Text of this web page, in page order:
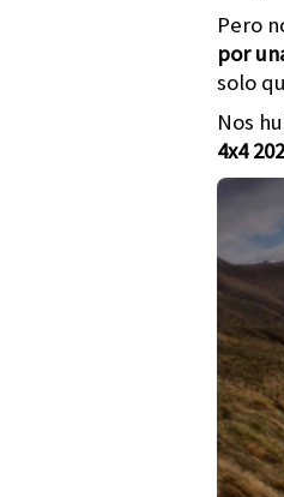
Pero
por
solo
Nos
4x4